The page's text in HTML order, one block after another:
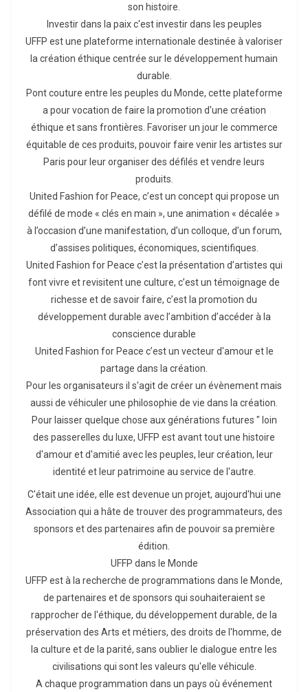
son histoire.
Investir dans la paix c'est investir dans les peuples
UFFP est une plateforme internationale destinée à valoriser
la création éthique centrée sur le développement humain
durable.
Pont couture entre les peuples du Monde, cette plateforme
a pour vocation de faire la promotion d'une création
éthique et sans frontières. Favoriser un jour le commerce
équitable de ces produits, pouvoir faire venir les artistes sur
Paris pour leur organiser des défilés et vendre leurs
produits.
United Fashion for Peace, c’est un concept qui propose un
défilé de mode « clés en main », une animation « décalée »
à l’occasion d’une manifestation, d’un colloque, d’un forum,
d’assises politiques, économiques, scientifiques.
United Fashion for Peace c’est la présentation d’artistes qui
font vivre et revisitent une culture, c’est un témoignage de
richesse et de savoir faire, c’est la promotion du
développement durable avec l’ambition d’accéder à la
conscience durable
United Fashion for Peace c’est un vecteur d'amour et le
partage dans la création.
Pour les organisateurs il s'agit de créer un évènement mais
aussi de véhiculer une philosophie de vie dans la création.
Pour laisser quelque chose aux générations futures " loin
des passerelles du luxe, UFFP est avant tout une histoire
d'amour et d'amitié avec les peuples, leur création, leur
identité et leur patrimoine au service de l'autre.
C'était une idée, elle est devenue un projet, aujourd'hui une
Association qui a hâte de trouver des programmateurs, des
sponsors et des partenaires afin de pouvoir sa première
édition.
UFFP dans le Monde
UFFP est à la recherche de programmations dans le Monde,
de partenaires et de sponsors qui souhaiteraient se
rapprocher de l'éthique, du développement durable, de la
préservation des Arts et métiers, des droits de l'homme, de
la culture et de la parité, sans oublier le dialogue entre les
civilisations qui sont les valeurs qu'elle véhicule.
A chaque programmation dans un pays où événement